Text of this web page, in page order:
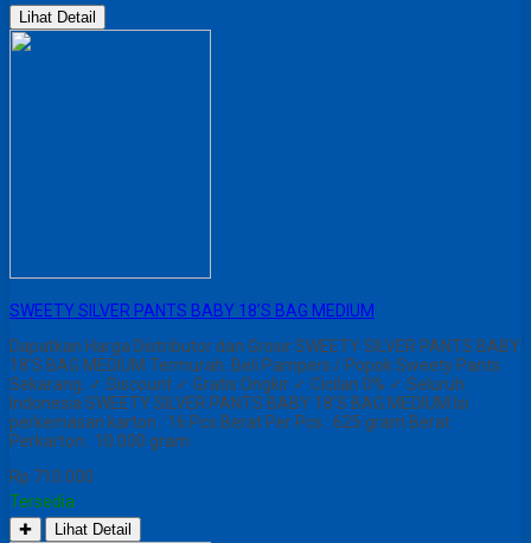
Lihat Detail
SWEETY SILVER PANTS BABY 18’S BAG MEDIUM
Dapatkan Harga Distributor dan Grosir SWEETY SILVER PANTS BABY
18’S BAG MEDIUM Termurah. Beli Pampers / Popok Sweety Pants
Sekarang. ✓ Discount ✓ Gratis Ongkir ✓ Cicilan 0% ✓ Seluruh
Indonesia SWEETY SILVER PANTS BABY 18’S BAG MEDIUM Isi
perkemasan karton : 16 Pcs Berat Per Pcs : 625 gram Berat
Perkarton : 10.000 gram
Rp 710.000
Tersedia
✚ Lihat Detail